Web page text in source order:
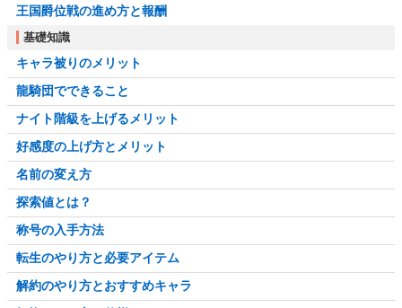
王国爵位戦の進め方と報酬
基礎知識
キャラ被りのメリット
龍騎団でできること
ナイト階級を上げるメリット
好感度の上げ方とメリット
名前の変え方
探索値とは？
称号の入手方法
転生のやり方と必要アイテム
解約のやり方とおすすめキャラ